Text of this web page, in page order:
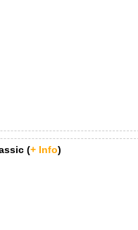
(+ Info)